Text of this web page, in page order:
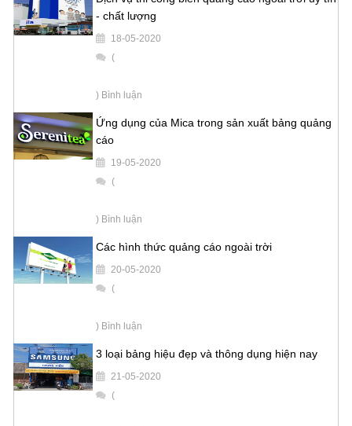
- chất lượng
18-05-2020
(
) Bình luận
Ứng dụng của Mica trong sản xuất bảng quảng
cáo
19-05-2020
(
) Bình luận
Các hình thức quảng cáo ngoài trời
20-05-2020
(
) Bình luận
3 loại bảng hiệu đẹp và thông dụng hiện nay
21-05-2020
(